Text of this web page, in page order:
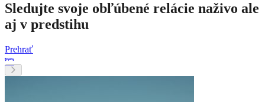
Sledujte svoje obľúbené relácie naživo ale
aj v predstihu
Prehrať